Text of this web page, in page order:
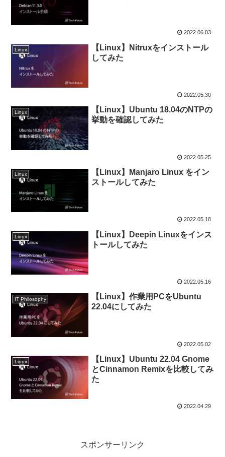
2022.06.03
Linux
【Linux】Nitruxをインストール
してみた
2022.05.30
Linux
【Linux】Ubuntu 18.04のNTPの
挙動を確認してみた
2022.05.25
Linux
【Linux】Manjaro Linux をイン
ストールしてみた
2022.05.18
Linux
【Linux】Deepin Linuxをインス
トールしてみた
2022.05.16
IT Philosophy
【Linux】作業用PCをUbuntu
22.04にしてみた
2022.05.02
Linux
【Linux】Ubuntu 22.04 Gnome
とCinnamon Remixを比較してみ
た
2022.04.29
スポンサーリンク